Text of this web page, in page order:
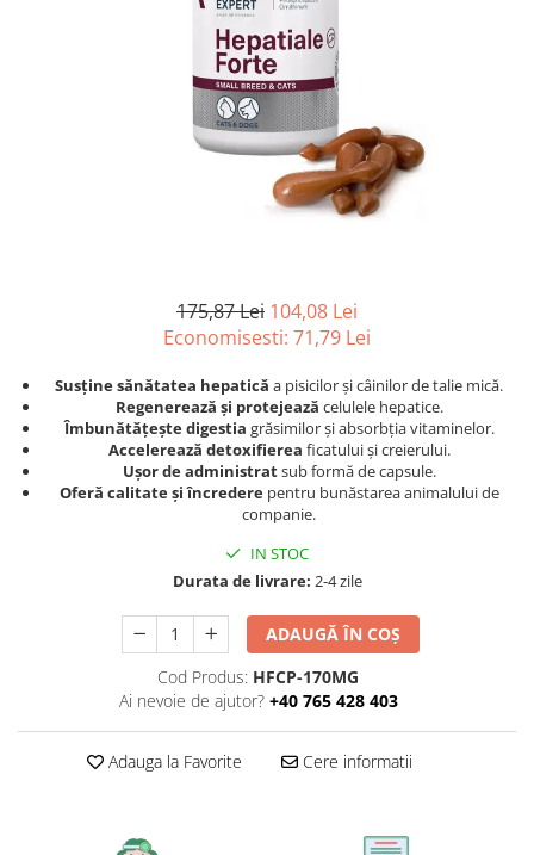
Hrană uscată
Recompense și snack-uri
Igienă
Igienă orală
Hrană uscată
Igienă
Așternut Tofu / Nisip
Igienă orală
175,87 Lei 104,08 Lei
Economisesti: 71,79 Lei
Susține sănătatea hepatică a pisicilor și câinilor de talie mică.
Regenerează și protejează celulele hepatice.
Îmbunătățește digestia grăsimilor și absorbția vitaminelor.
Accelerează detoxifierea ficatului și creierului.
Ușor de administratsub formă de capsule.
Oferă calitate și încrederepentru bunăstarea animalului de
companie.
IN STOC
Durata de livrare: 2-4 zile
ADAUGĂ ÎN COȘ
Cod Produs: HFCP-170MG
Ai nevoie de ajutor? +40 765 428 403
Adauga la Favorite Cere informatii